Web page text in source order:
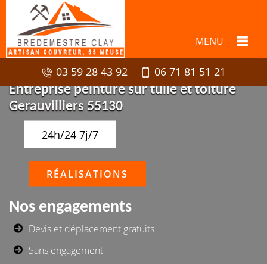
MENU
03 59 28 43 92
06 71 81 51 21
Entreprise peinture sur tuile et toiture
Gerauvilliers 55130
24h/24 7j/7
RÉALISATIONS
Nos engagements
Devis et déplacement gratuits
Sans engagement